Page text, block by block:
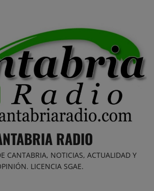
RADIO
CANTABRIA, NOTICIAS, ACTUALIDAD Y
LICENCIA SGAE.